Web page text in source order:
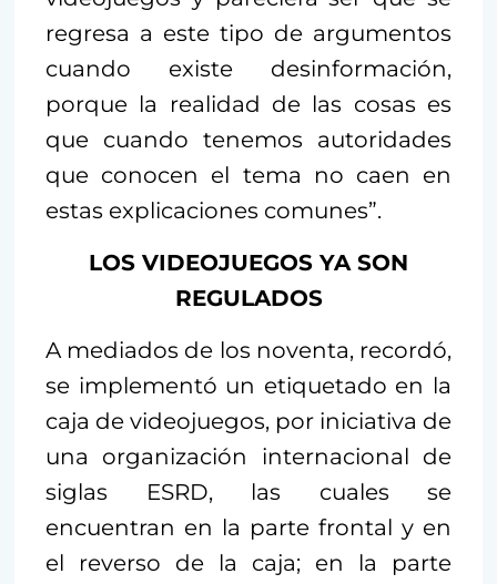
regresa a este tipo de argumentos
cuando existe desinformación,
porque la realidad de las cosas es
que cuando tenemos autoridades
que conocen el tema no caen en
estas explicaciones comunes”.
LOS VIDEOJUEGOS YA SON
REGULADOS
A mediados de los noventa, recordó,
se implementó un etiquetado en la
caja de videojuegos, por iniciativa de
una organización internacional de
siglas ESRD, las cuales se
encuentran en la parte frontal y en
el reverso de la caja; en la parte